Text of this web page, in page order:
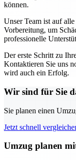
können.
Unser Team ist auf
Vorbereitung, um
professionelle
Der erste Schritt zu
Kontaktieren Sie uns
wird auch ein Erfolg.
Wir sind für Sie
Sie planen einen
Jetzt schnell
Umzug planen